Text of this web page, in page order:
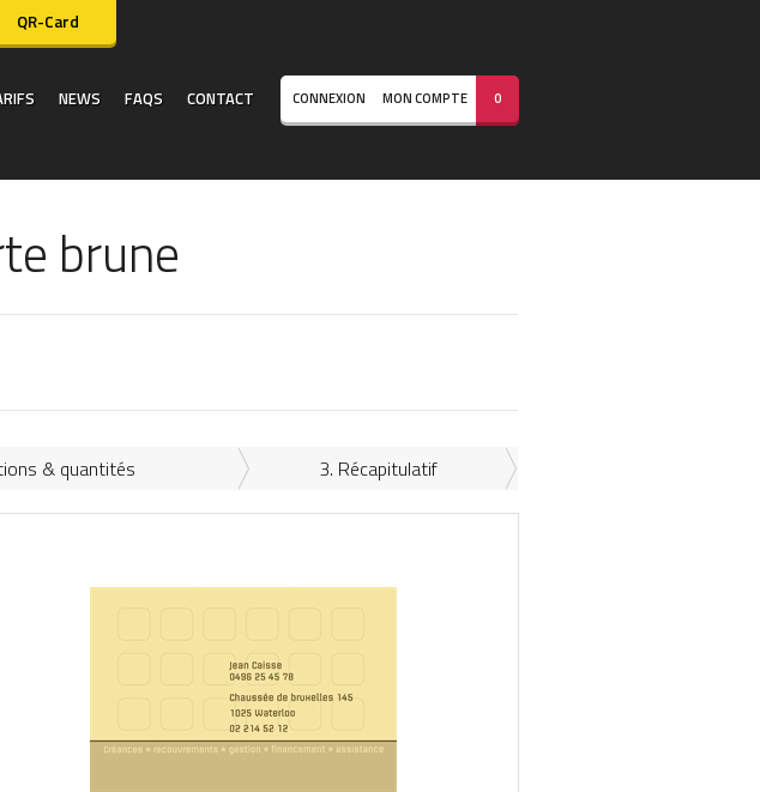
QR-Card
NEWS FAQS CONTACT CONNEXION MON COMPTE 0
brune
& quantités 3. Récapitulatif